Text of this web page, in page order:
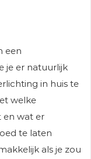
een
je er natuurlijk
in huis te
welke
en wat er
te laten
als je zou